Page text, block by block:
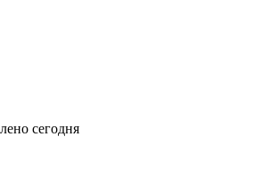
сегодня